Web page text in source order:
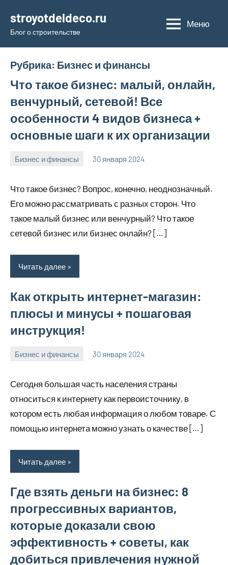
содержимому
stroyotdeldeco.ru
Блог о строительстве
Меню
Рубрика: Бизнес и финансы
Что такое бизнес: малый, онлайн,
венчурный, сетевой! Все
особенности 4 видов бизнеса +
основные шаги к их организации
Бизнес и финансы 30 января 2024
stroyotdelde
Что такое бизнес? Вопрос, конечно, неоднозначный.
Его можно рассматривать с разных сторон. Что
такое малый бизнес или венчурный? Что такое
сетевой бизнес или бизнес онлайн? […]
Читать далее
Как открыть интернет-магазин:
плюсы и минусы + пошаговая
инструкция!
Бизнес и финансы 30 января 2024
stroyotdelde
Сегодня большая часть населения страны
относиться к интернету как первоисточнику, в
котором есть любая информация о любом товаре. С
помощью интернета можно узнать о качестве […]
Читать далее
Где взять деньги на бизнес: 8
прогрессивных вариантов,
которые доказали свою
эффективность + советы, как
добиться привлечения нужной